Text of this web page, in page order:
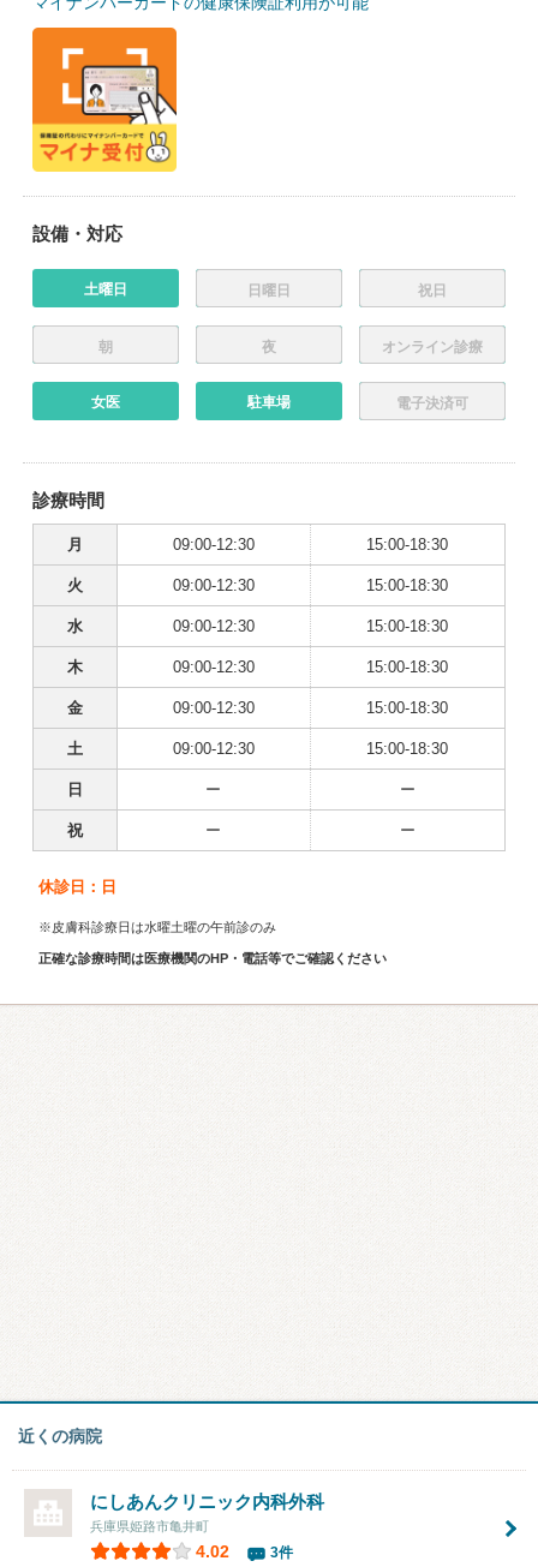
設備・対応
土曜日 日曜日 祝日
朝 夜 オンライン診療
女医 駐車場 電子決済可
診療時間
月 09:00-12:30 15:00-18:30
火 09:00-12:30 15:00-18:30
水 09:00-12:30 15:00-18:30
木 09:00-12:30 15:00-18:30
金 09:00-12:30 15:00-18:30
土 09:00-12:30 15:00-18:30
日 ー ー
祝 ー ー
休診日：日
※皮膚科診療日は水曜土曜の午前診のみ
正確な診療時間は医療機関のHP・電話等でご確認ください
近くの病院
にしあんクリニック内科外科
兵庫県姫路市亀井町
4.02 3件